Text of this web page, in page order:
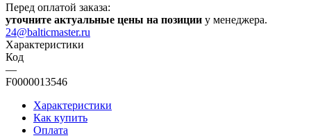
Перед оплатой заказа:
уточните актуальные цены на позиции у менеджера.
24@balticmaster.ru
Характеристики
Код
—
F0000013546
Характеристики
Как купить
Оплата